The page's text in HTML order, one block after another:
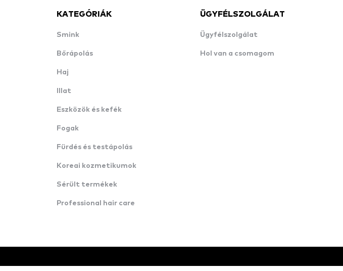
KATEGÓRIÁK
Smink
Bőrápolás
Haj
Illat
Eszközök és kefék
Fogak
Fürdés és testápolás
Koreai kozmetikumok
Sérült termékek
Professional hair care
ÜGYFÉLSZOLGÁLAT
Ügyfélszolgálat
Hol van a csomagom